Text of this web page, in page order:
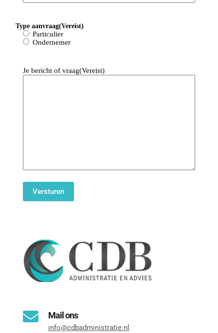
Mail ons
info@cdbadministratie.nl
Type aanvraag(Vereist)
Particulier
Ondernemer
Je bericht of vraag(Vereist)